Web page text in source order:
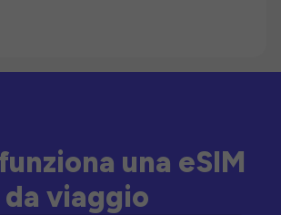
una eSIM
da viaggio